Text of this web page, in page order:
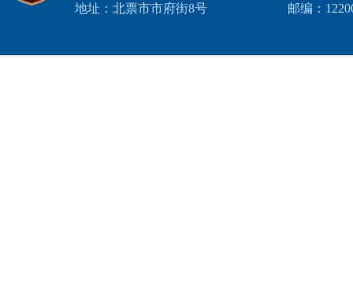
地址：北票市市府街8号
邮编：